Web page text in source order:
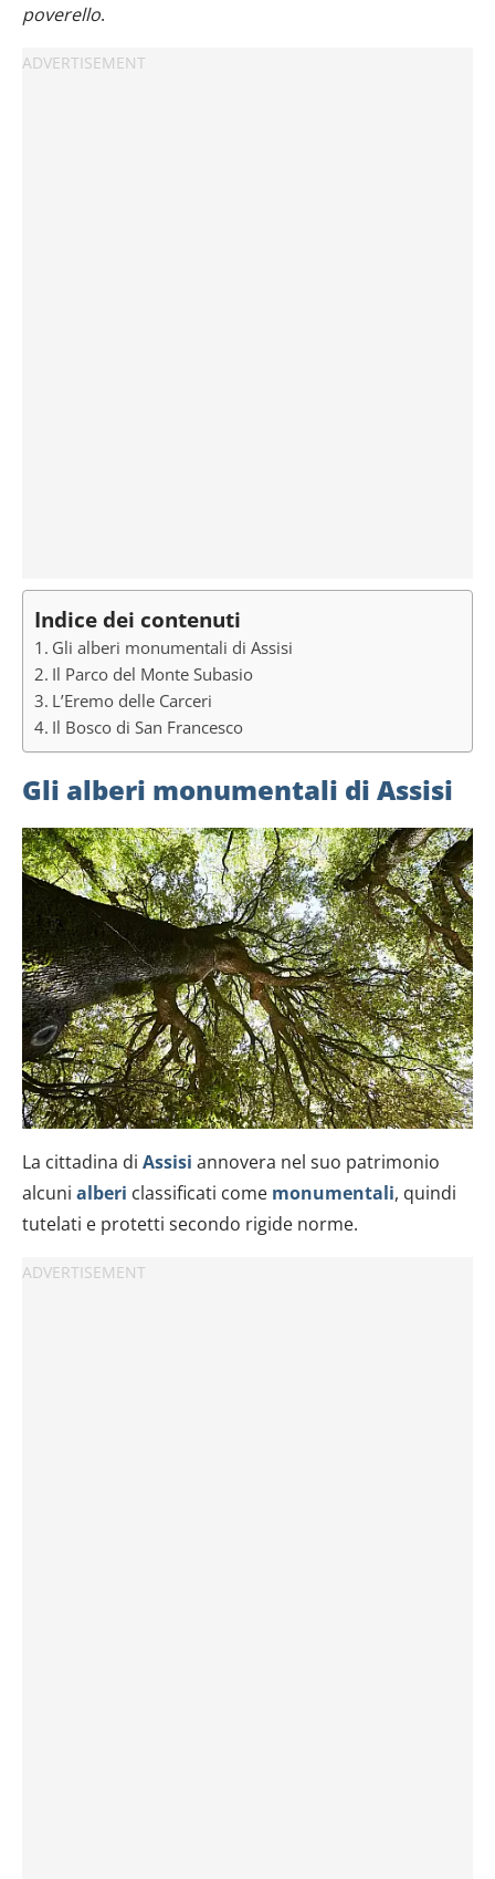
poverello.
Indice dei contenuti
Gli alberi monumentali di Assisi
Il Parco del Monte Subasio
L’Eremo delle Carceri
Il Bosco di San Francesco
Gli alberi monumentali di Assisi
La cittadina di Assisi annovera nel suo patrimonio
alcuni alberi classificati come monumentali, quindi
tutelati e protetti secondo rigide norme.